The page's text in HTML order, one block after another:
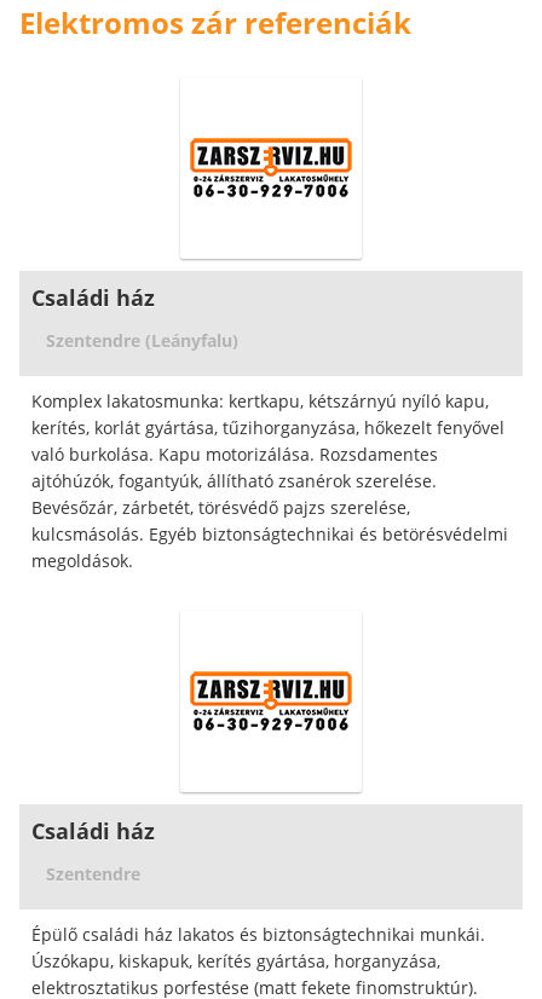
Elektromos zár referenciák
Családi ház
Szentendre (Leányfalu)
Komplex lakatosmunka: kertkapu, kétszárnyú nyíló kapu,
kerítés, korlát gyártása, tűzihorganyzása, hőkezelt fenyővel
való burkolása. Kapu motorizálása. Rozsdamentes
ajtóhúzók, fogantyúk, állítható zsanérok szerelése.
Bevésőzár, zárbetét, törésvédő pajzs szerelése,
kulcsmásolás. Egyéb biztonságtechnikai és betörésvédelmi
megoldások.
Családi ház
Szentendre
Épülő családi ház lakatos és biztonságtechnikai munkái.
Úszókapu, kiskapuk, kerítés gyártása, horganyzása,
elektrosztatikus porfestése (matt fekete finomstruktúr).